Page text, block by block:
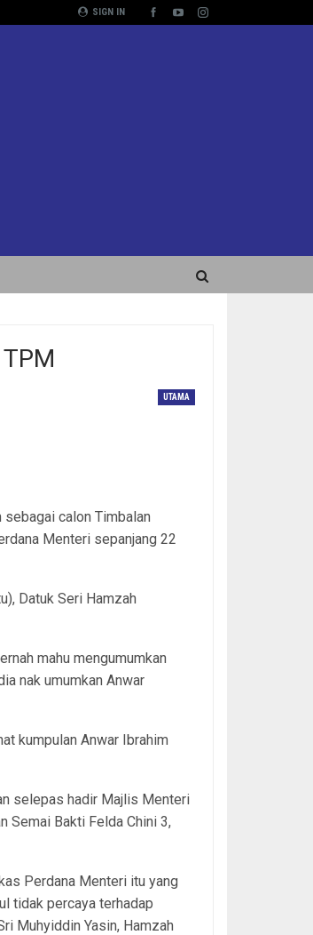
SIGN IN
UTAMA
sebagai calon Timbalan
Menteri sepanjang 22
Datuk Seri Hamzah
mahu mengumumkan
nak umumkan Anwar
kumpulan Anwar Ibrahim
selepas hadir Majlis Menteri
Semai Bakti Felda Chini 3,
Perdana Menteri itu yang
tidak percaya terhadap
Muhyiddin Yasin, Hamzah